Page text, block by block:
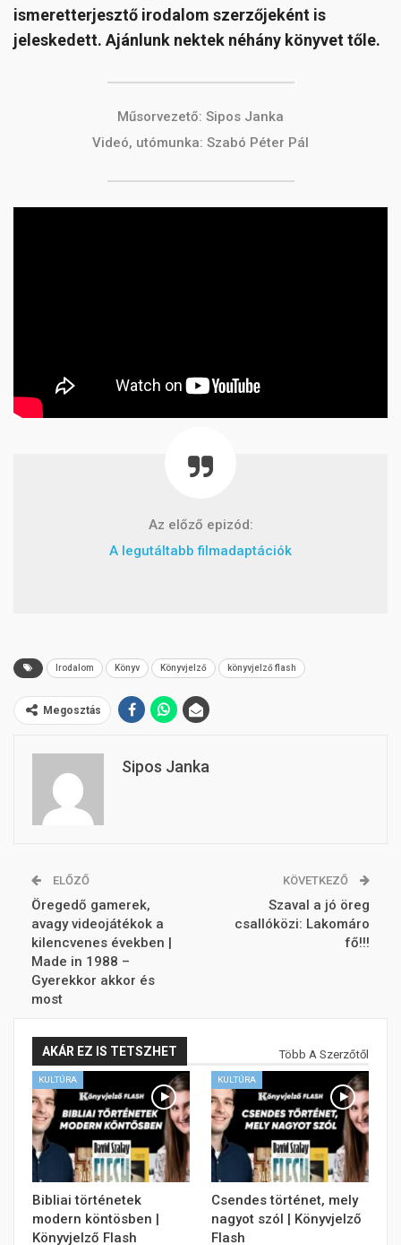
ismeretterjesztő irodalom szerzőjeként is
jeleskedett. Ajánlunk nektek néhány könyvet tőle.
Műsorvezető: Sipos Janka
Videó, utómunka: Szabó Péter Pál
Az előző epizód:
A legutáltabb filmadaptációk
Irodalom Könyv Könyvjelző könyvjelző flash
Megosztás
Sipos Janka
ELŐZŐ
Öregedő gamerek,
avagy videojátékok a
kilencvenes években |
Made in 1988 –
Gyerekkor akkor és
most
KÖVETKEZŐ
Szaval a jó öreg
csallóközi: Lakomáro
fő!!!
AKÁR EZ IS TETSZHET Több A Szerzőtől
KULTÚRA
Bibliai történetek
modern köntösben |
Könyvjelző Flash
KULTÚRA
Csendes történet, mely
nagyot szól | Könyvjelző
Flash